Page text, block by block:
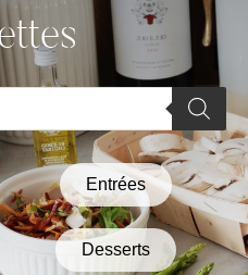
Entrées
Desserts